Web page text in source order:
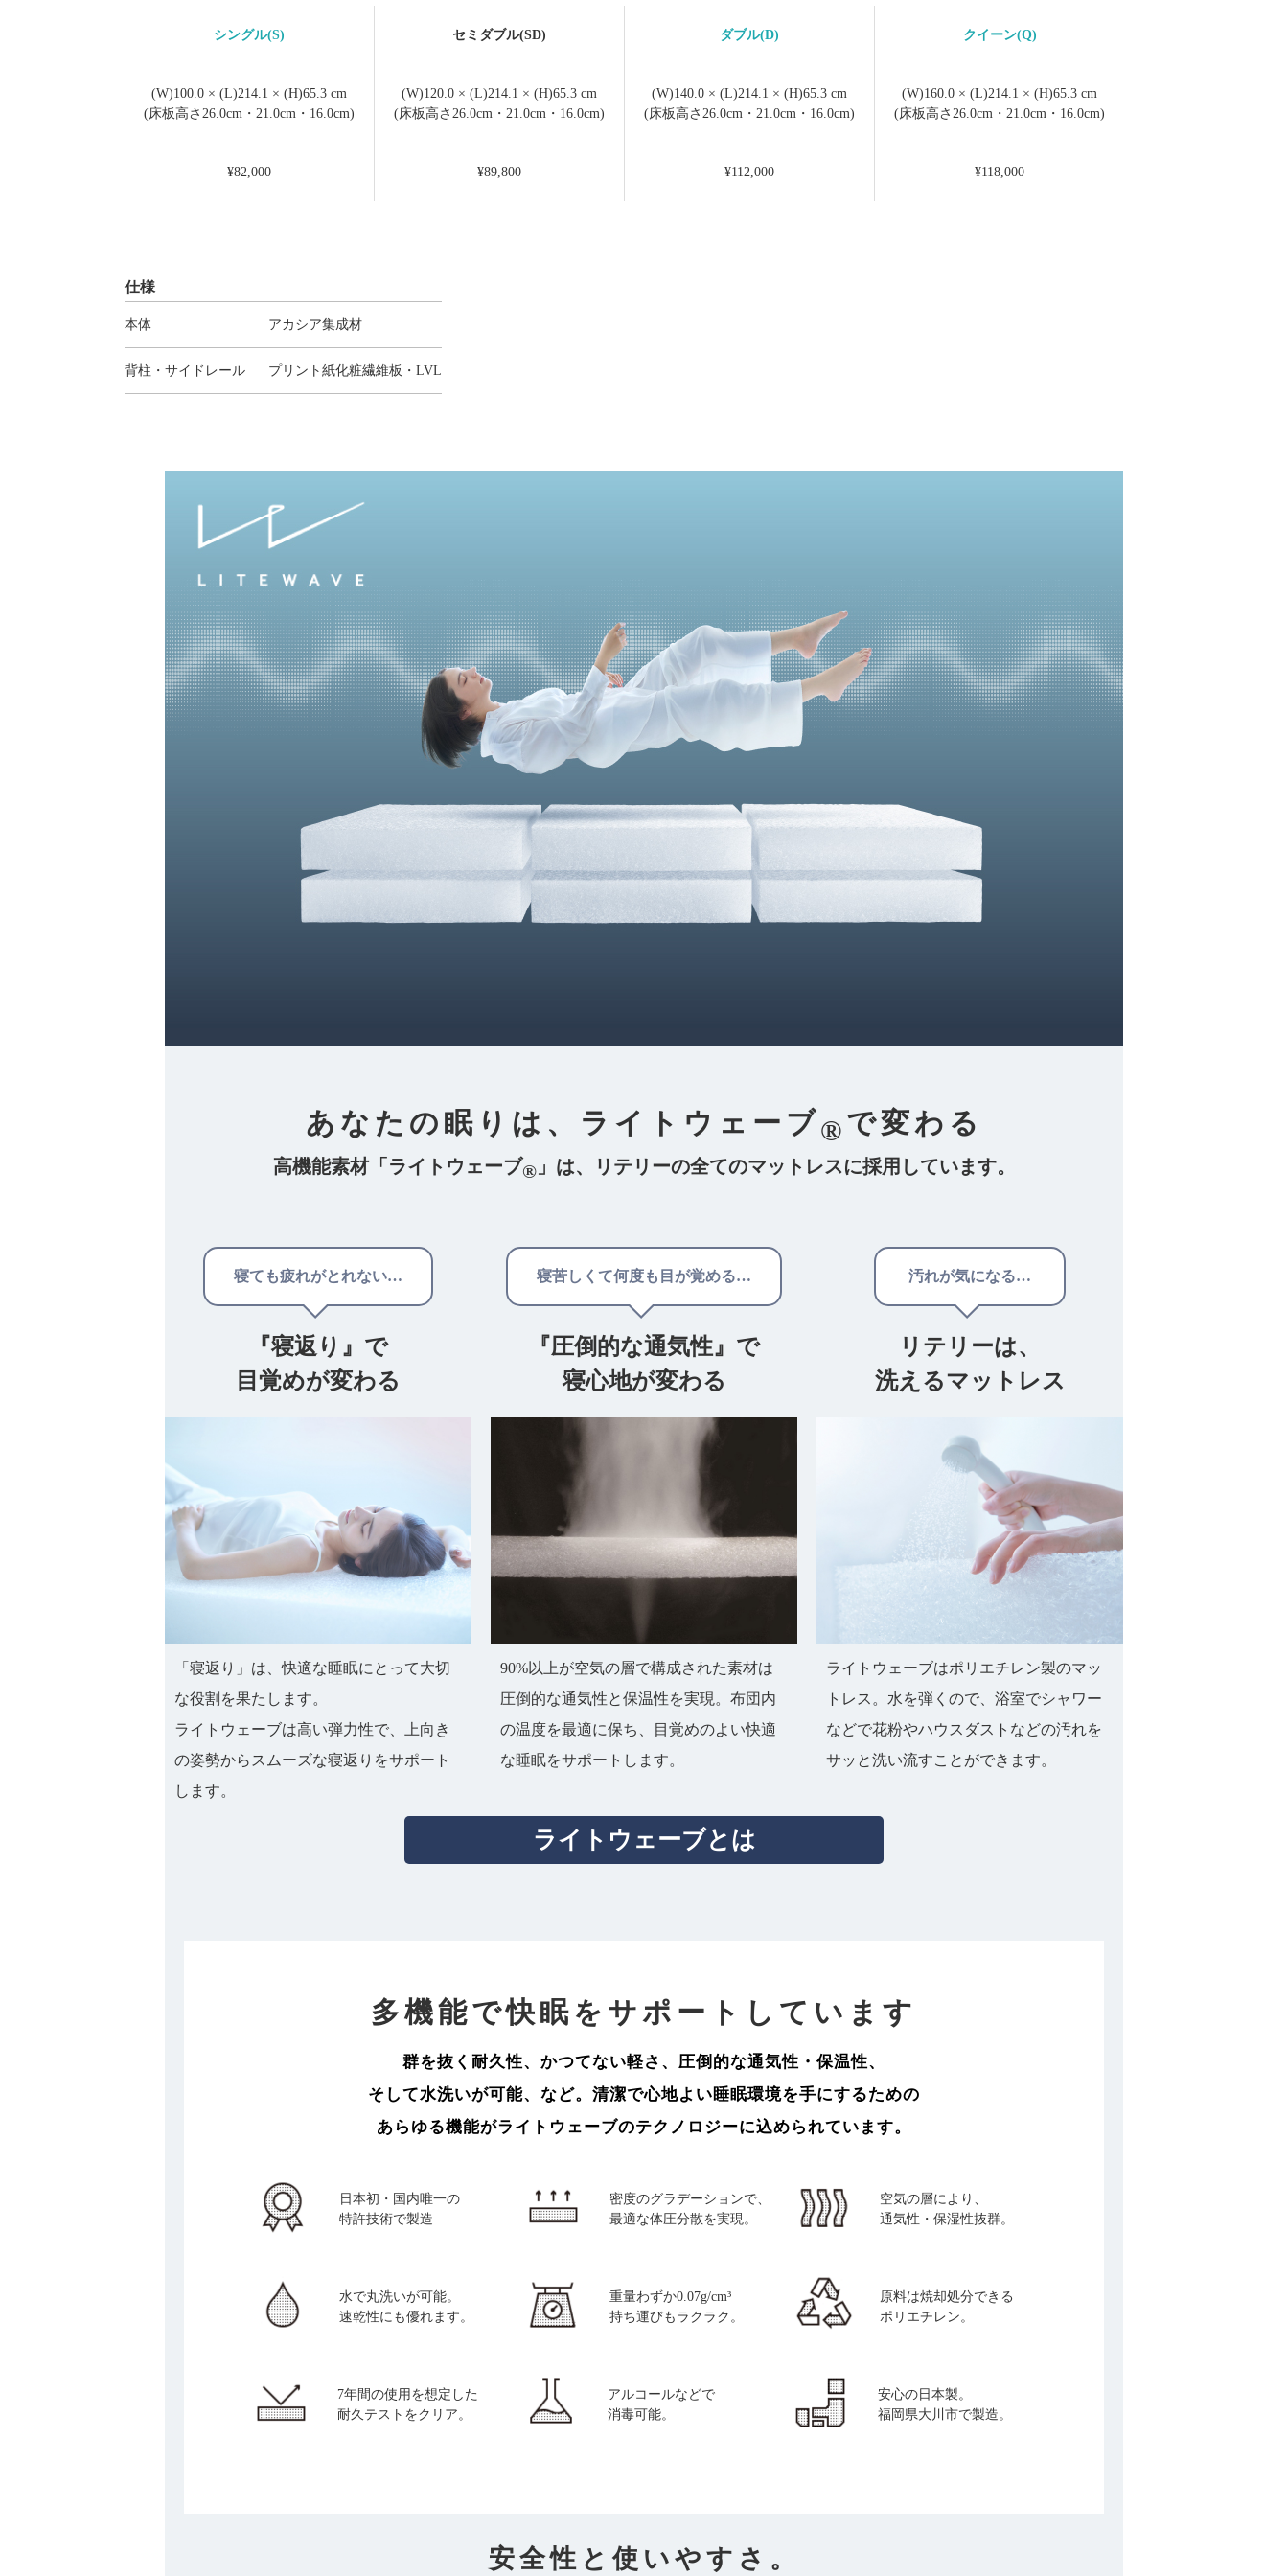
シングル(S) セミダブル(SD) ダブル(D) クイーン(Q)
(W)100.0 × (L)214.1 × (H)65.3 cm
(床板高さ26.0cm・21.0cm・16.0cm)
(W)120.0 × (L)214.1 × (H)65.3 cm
(床板高さ26.0cm・21.0cm・16.0cm)
(W)140.0 × (L)214.1 × (H)65.3 cm
(床板高さ26.0cm・21.0cm・16.0cm)
(W)160.0 × (L)214.1 × (H)65.3 cm
(床板高さ26.0cm・21.0cm・16.0cm)
¥82,000 ¥89,800 ¥112,000 ¥118,000
仕様
本体 アカシア集成材
背柱・サイドレール プリント紙化粧繊維板・LVL
あなたの眠りは、 ライトウェーブ®で変わる
高機能素材「ライトウェーブ®」は、 リテリーの全てのマットレスに採用しています。
寝ても疲れがとれない…
『寝返り』で
目覚めが変わる
「寝返り」は、快適な睡眠にとって大切
な役割を果たします。
ライトウェーブは高い弾力性で、上向き
の姿勢からスムーズな寝返りをサポート
します。
寝苦しくて何度も目が覚める…
『圧倒的な通気性』で
寝心地が変わる
90%以上が空気の層で構成された素材は
圧倒的な通気性と保温性を実現。布団内
の温度を最適に保ち、目覚めのよい快適
な睡眠をサポートします。
汚れが気になる…
リテリーは、
洗えるマットレス
ライトウェーブはポリエチレン製のマッ
トレス。水を弾くので、浴室でシャワー
などで花粉やハウスダストなどの汚れを
サッと洗い流すことができます。
ライトウェーブとは
多機能で快眠をサポートしています
群を抜く耐久性、かつてない軽さ、圧倒的な通気性・保温性、
そして水洗いが可能、など。清潔で心地よい睡眠環境を手にするための
あらゆる機能がライトウェーブのテクノロジーに込められています。
日本初・国内唯一の
特許技術で製造
密度のグラデーションで、
最適な体圧分散を実現。
空気の層により、
通気性・保湿性抜群。
水で丸洗いが可能。
速乾性にも優れます。
重量わずか0.07g/cm³
持ち運びもラクラク。
原料は焼却処分できる
ポリエチレン。
7年間の使用を想定した
耐久テストをクリア。
アルコールなどで
消毒可能。
安心の日本製。
福岡県大川市で製造。
安全性と使いやすさ。